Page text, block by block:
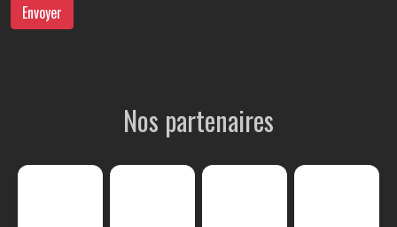
Envoyer
Nos partenaires